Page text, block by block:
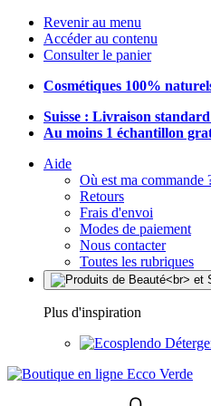
Revenir au menu
Accéder au contenu
Consulter le panier
Cosmétiques 100%
Suisse : Livraison
Au moins 1 échantillon
Aide
Où est ma commande
Retours
Frais d'envoi
Modes de paiement
Nous contacter
Toutes les rubriques
Plus d'inspiration